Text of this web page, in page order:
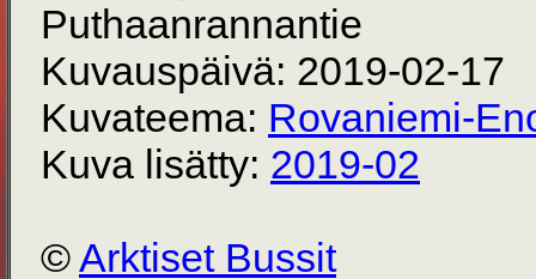
Puthaanrannantie
Kuvauspäivä: 2019-02-17
Kuvateema: Rovaniemi-
Kuva lisätty: 2019-02
©Arktiset Bussit